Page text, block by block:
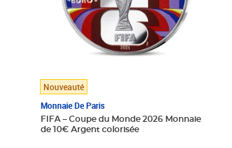
Nouveauté
Monnaie De Paris
FIFA – Coupe du Monde 2026 Monnaie
de 10€ Argent colorisée